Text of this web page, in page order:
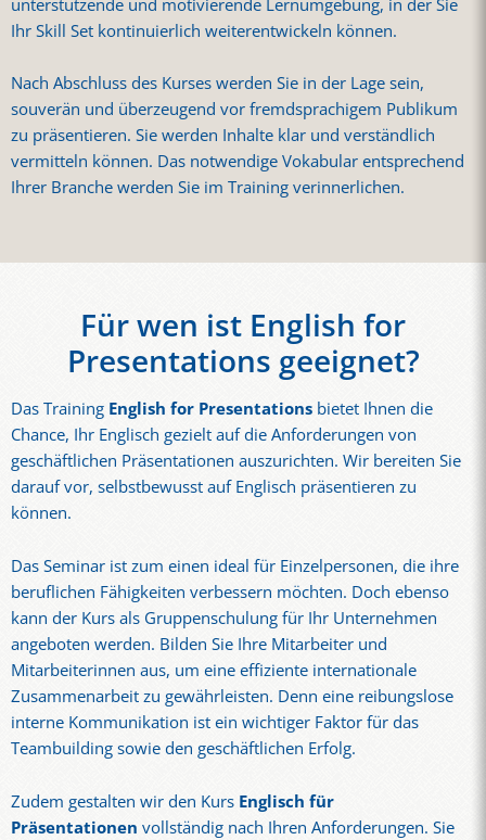
unterstützende und motivierende Lernumgebung, in der Sie
Ihr Skill Set kontinuierlich weiterentwickeln können.
Nach Abschluss des Kurses werden Sie in der Lage sein,
souverän und überzeugend vor fremdsprachigem Publikum
zu präsentieren. Sie werden Inhalte klar und verständlich
vermitteln können. Das notwendige Vokabular entsprechend
Ihrer Branche werden Sie im Training verinnerlichen.
Für wen ist English for
Presentations geeignet?
Das Training English for Presentations bietet Ihnen die
Chance, Ihr Englisch gezielt auf die Anforderungen von
geschäftlichen Präsentationen auszurichten. Wir bereiten Sie
darauf vor, selbstbewusst auf Englisch präsentieren zu
können.
Das Seminar ist zum einen ideal für Einzelpersonen, die ihre
beruflichen Fähigkeiten verbessern möchten. Doch ebenso
kann der Kurs als Gruppenschulung für Ihr Unternehmen
angeboten werden. Bilden Sie Ihre Mitarbeiter und
Mitarbeiterinnen aus, um eine effiziente internationale
Zusammenarbeit zu gewährleisten. Denn eine reibungslose
interne Kommunikation ist ein wichtiger Faktor für das
Teambuilding sowie den geschäftlichen Erfolg.
Zudem gestalten wir den Kurs Englisch für
Präsentationen vollständig nach Ihren Anforderungen. Sie